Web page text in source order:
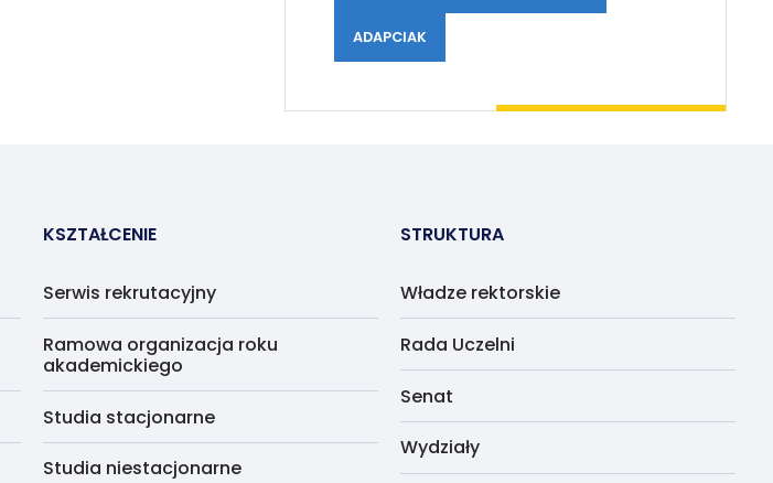
ADAPCIAK
KSZTAŁCENIE
Serwis rekrutacyjny
Ramowa organizacja roku
akademickiego
Studia stacjonarne
Studia niestacjonarne
STRUKTURA
Władze rektorskie
Rada Uczelni
Senat
Wydziały